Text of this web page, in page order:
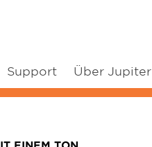
Support Über Jupiter